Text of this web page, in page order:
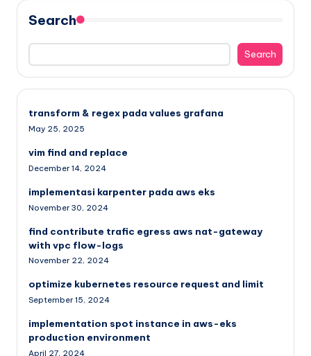
Search
Search
transform & regex pada values grafana
May 25, 2025
vim find and replace
December 14, 2024
implementasi karpenter pada aws eks
November 30, 2024
find contribute trafic egress aws nat-gateway
with vpc flow-logs
November 22, 2024
optimize kubernetes resource request and limit
September 15, 2024
implementation spot instance in aws-eks
production environment
April 27, 2024